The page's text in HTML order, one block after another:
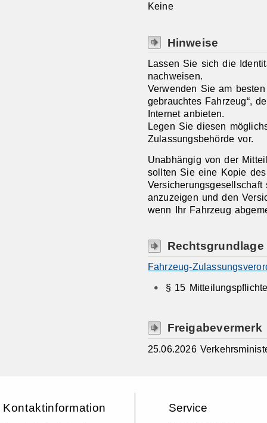
Keine
Hinweise
Lassen Sie sich die
nachweisen.
Verwenden Sie am
gebrauchtes Fahrzeug“,
Internet anbieten.
Legen Sie diesen
Zulassungsbehörde vor.
Unabhängig von der
sollten Sie eine Kopie
Versicherungsgesellschaft
anzuzeigen und den Ver
wenn Ihr Fahrzeug
Rechtsgrundlage
Fahrzeug-
§ 15
Freigabevermerk
25.06.2026
Kontaktinformation Service